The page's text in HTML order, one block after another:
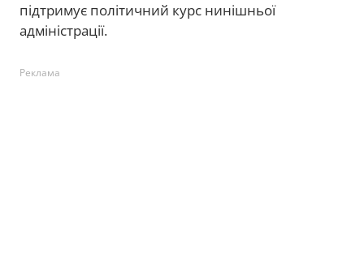
підтримує політичний курс нинішньої
адміністрації.
Реклама